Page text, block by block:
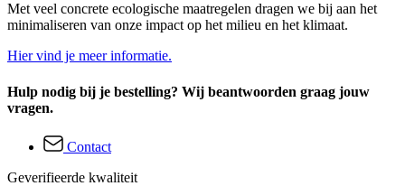
Met veel concrete ecologische maatregelen dragen we bij aan het
minimaliseren van onze impact op het milieu en het klimaat.
Hier vind je meer informatie.
Hulp nodig bij je bestelling? Wij beantwoorden graag jouw
vragen.
Contact
Geverifieerde kwaliteit